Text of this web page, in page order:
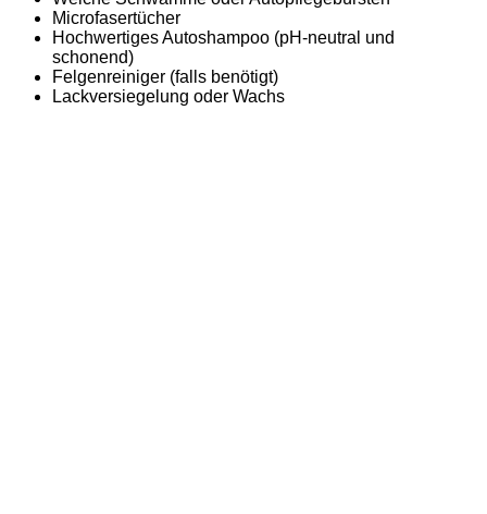
Microfasertücher
Hochwertiges Autoshampoo (pH-neutral und
schonend)
Felgenreiniger (falls benötigt)
Lackversiegelung oder Wachs